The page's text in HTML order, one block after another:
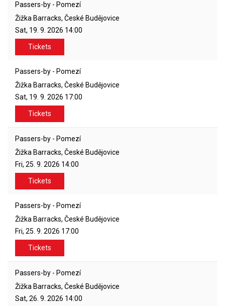
Passers-by - Pomezí
Žižka Barracks, České Budějovice
Sat, 19. 9. 2026 14:00
Tickets
Passers-by - Pomezí
Žižka Barracks, České Budějovice
Sat, 19. 9. 2026 17:00
Tickets
Passers-by - Pomezí
Žižka Barracks, České Budějovice
Fri, 25. 9. 2026 14:00
Tickets
Passers-by - Pomezí
Žižka Barracks, České Budějovice
Fri, 25. 9. 2026 17:00
Tickets
Passers-by - Pomezí
Žižka Barracks, České Budějovice
Sat, 26. 9. 2026 14:00